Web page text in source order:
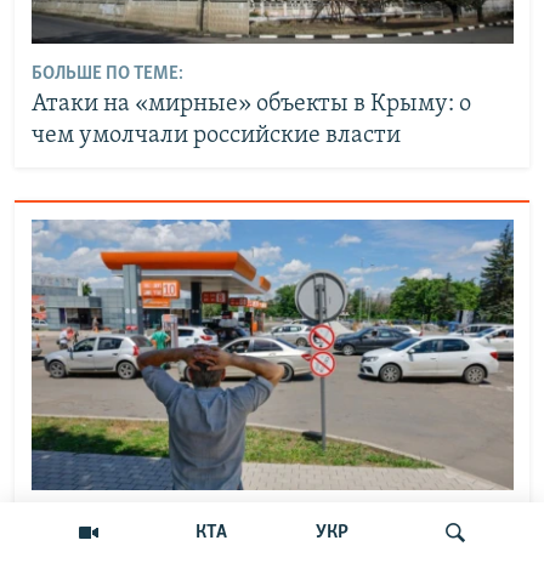
КТА УКР
БОЛЬШЕ ПО ТЕМЕ:
Атаки на «мирные» объекты в Крыму: о
чем умолчали российские власти